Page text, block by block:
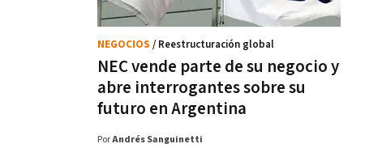
NEC vende parte de su negocio y
abre interrogantes sobre su
futuro en Argentina
NEGOCIOS / Reestructuración global
PorAndrés Sanguinetti